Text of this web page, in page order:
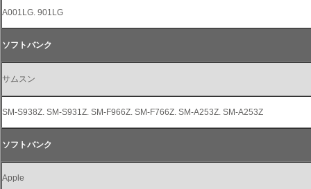
A001LG. 901LG
ソフトバンク
サムスン
SM-S938Z. SM-S931Z. SM-F966Z. SM-F766Z. SM-A253Z. SM-A253Z
ソフトバンク
Apple